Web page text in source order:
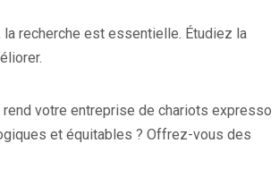
la recherche est essentielle. Étudiez la
votre entreprise de chariots expresso
et équitables ? Offrez-vous des